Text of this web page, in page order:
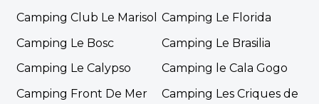
Camping Club Le Marisol
Camping Le Florida
Camping Le Bosc
Camping Le Brasilia
Camping Le Calypso
Camping le Cala Gogo
Camping Front De Mer
Camping Les Criques de